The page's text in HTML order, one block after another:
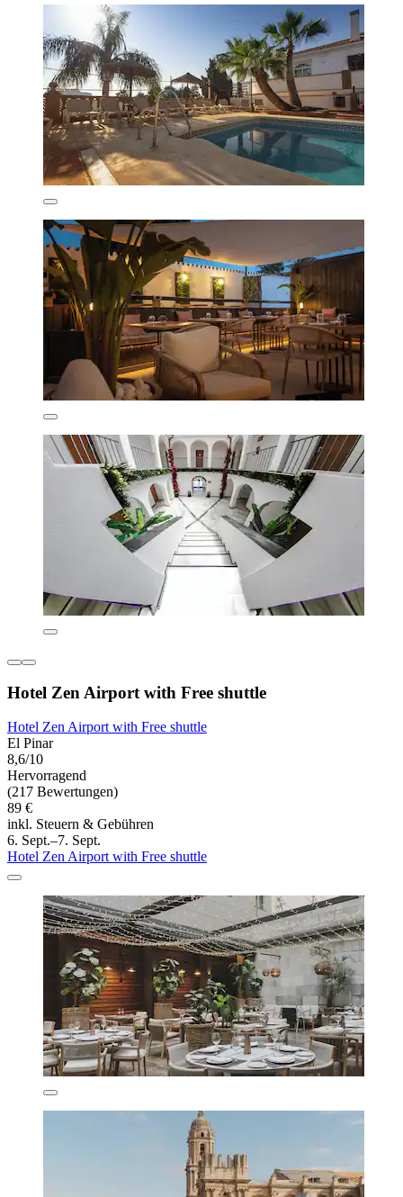
Hotel Zen Airport with Free shuttle
Hotel Zen Airport with Free shuttle
El Pinar
8,6/10
Hervorragend
(217 Bewertungen)
89 €
inkl. Steuern & Gebühren
6. Sept.–7. Sept.
Hotel Zen Airport with Free shuttle